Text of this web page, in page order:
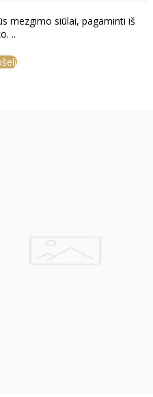
mezgimo siūlai, pagaminti iš
..